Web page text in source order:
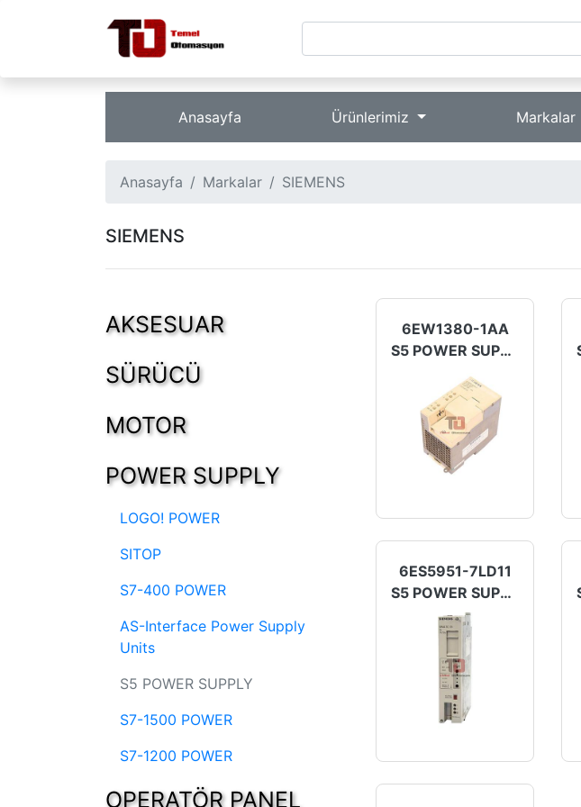
Anasayfa Ürünlerimiz Markalar
Anasayfa Markalar SIEMENS
SIEMENS
AKSESUAR
SÜRÜCÜ
MOTOR
POWER SUPPLY
LOGO! POWER
SITOP
S7-400 POWER
AS-Interface Power Supply
Units
S5 POWER SUPPLY
S7-1500 POWER
S7-1200 POWER
OPERATÖR PANEL
6EW1380-1AA
S5 POWER SUPPLY
6ES5951-7LD11
S5 POWER SUPPLY